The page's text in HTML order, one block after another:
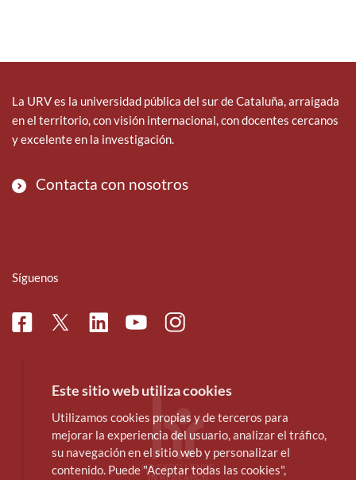
La URV es la universidad pública del sur de Cataluña, arraigada
en el territorio, con visión internacional, con docentes cercanos
y excelente en la investigación.
Contacta con nosotros
Síguenos
FacebookTwitterLinkedinYoutubeInstagram
Este sitio web utiliza cookies
Utilizamos cookies propias y de terceros para
mejorar la experiencia del usuario, analizar el tráfico,
su navegación en el sitio web y personalizar el
contenido. Puede "Aceptar todas las cookies",